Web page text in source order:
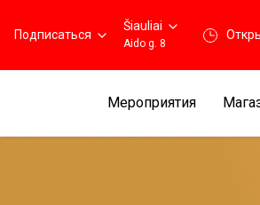
Подписаться
Šiauliai
Aido g. 8
Мероприятия